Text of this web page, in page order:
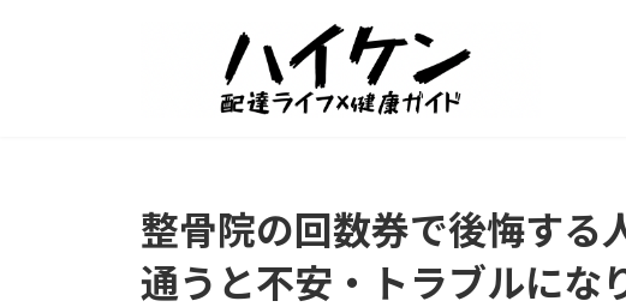
整骨院の回数券で後悔する
通うと不安・トラブルにな